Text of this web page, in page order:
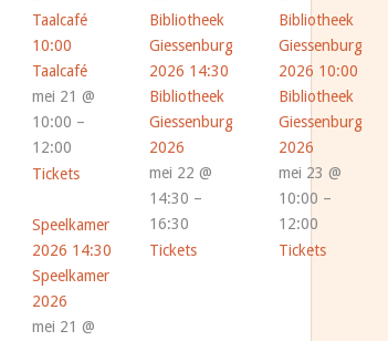
Taalcafé
10:00
Taalcafé
mei 21 @
10:00 –
12:00
Tickets
Speelkamer
2026 14:30
Speelkamer
2026
mei 21 @
Bibliotheek
Giessenburg
2026 14:30
Bibliotheek
Giessenburg
2026
mei 22 @
14:30 –
16:30
Tickets
Bibliotheek
Giessenburg
2026 10:00
Bibliotheek
Giessenburg
2026
mei 23 @
10:00 –
12:00
Tickets